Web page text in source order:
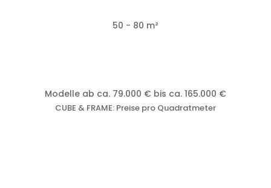
50 - 80 m²
Modelle ab ca. 79.000 € bis ca. 165.000 €
CUBE & FRAME: Preise pro Quadratmeter